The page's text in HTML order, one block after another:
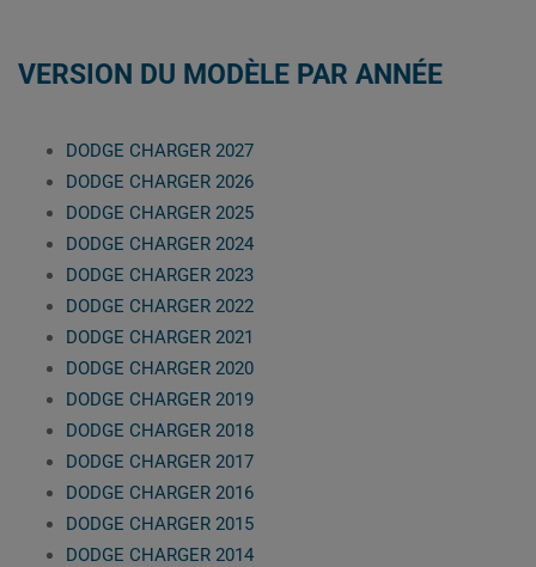
VERSION DU MODÈLE PAR ANNÉE
DODGE CHARGER 2027
DODGE CHARGER 2026
DODGE CHARGER 2025
DODGE CHARGER 2024
DODGE CHARGER 2023
DODGE CHARGER 2022
DODGE CHARGER 2021
DODGE CHARGER 2020
DODGE CHARGER 2019
DODGE CHARGER 2018
DODGE CHARGER 2017
DODGE CHARGER 2016
DODGE CHARGER 2015
DODGE CHARGER 2014